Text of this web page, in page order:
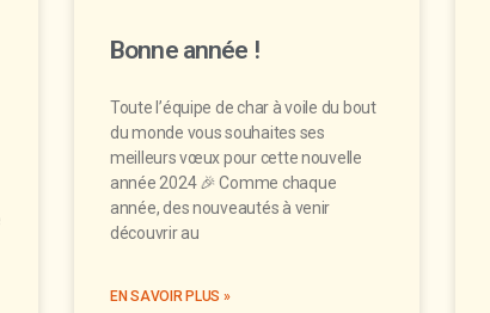
Bonne année !
Toute l’équipe de char à voile du bout
du monde vous souhaites ses
meilleurs vœux pour cette nouvelle
année 2024 🎉 Comme chaque
année, des nouveautés à venir
découvrir au
EN SAVOIR PLUS »